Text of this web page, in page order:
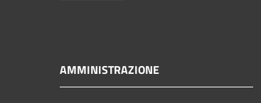
AMMINISTRAZIONE